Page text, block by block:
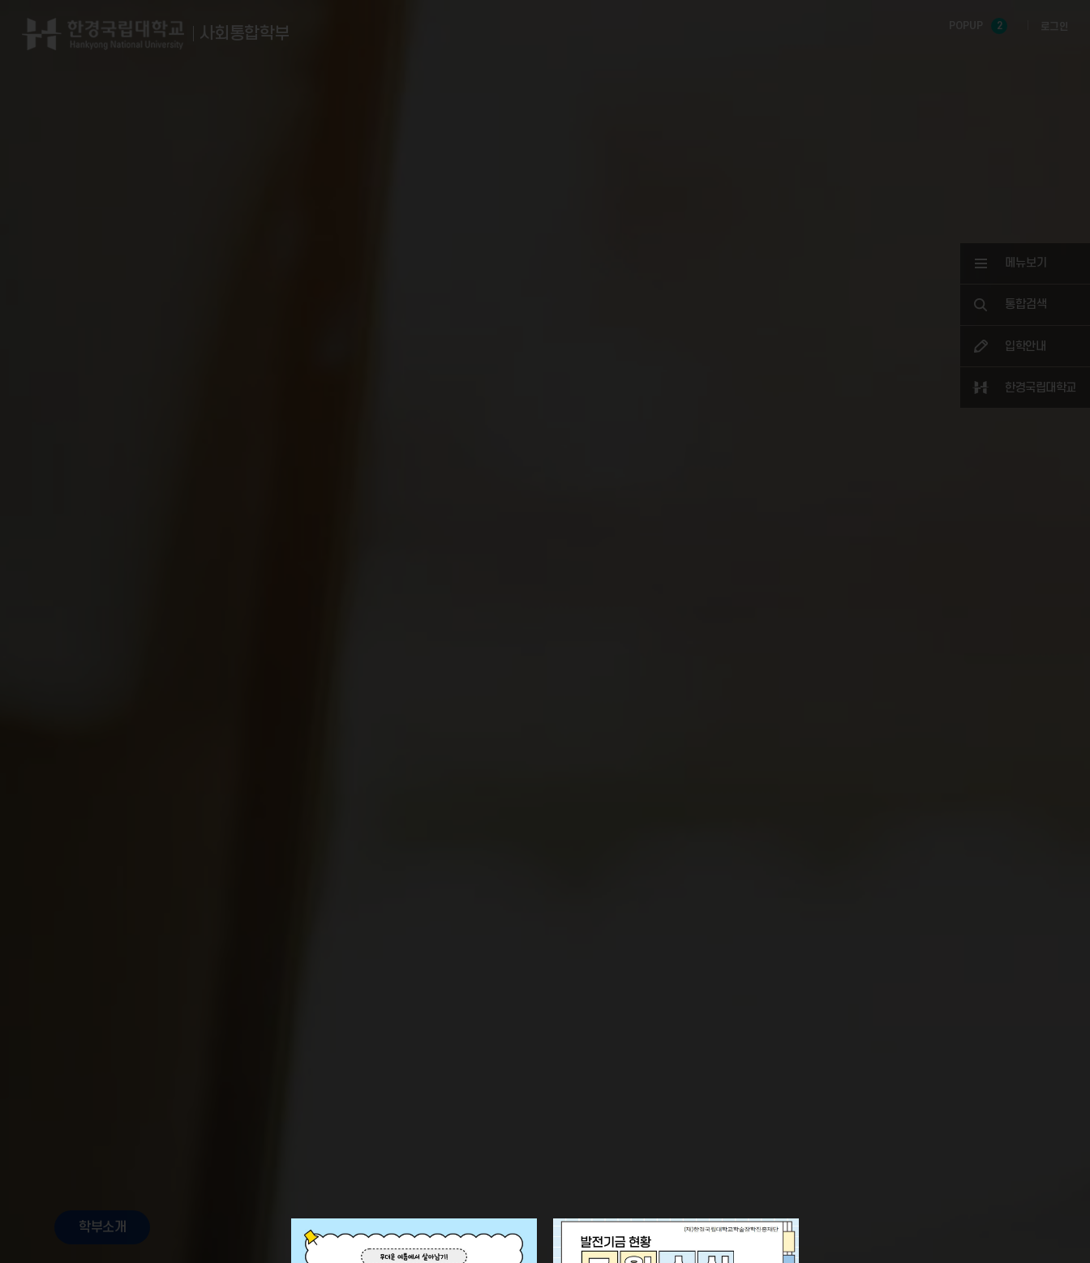
사회통합학부 2 로그인
메뉴보기
통합검색
입학안내
한경국립대학교
학부소개